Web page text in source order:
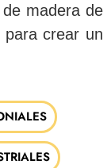
madera de
para crear un